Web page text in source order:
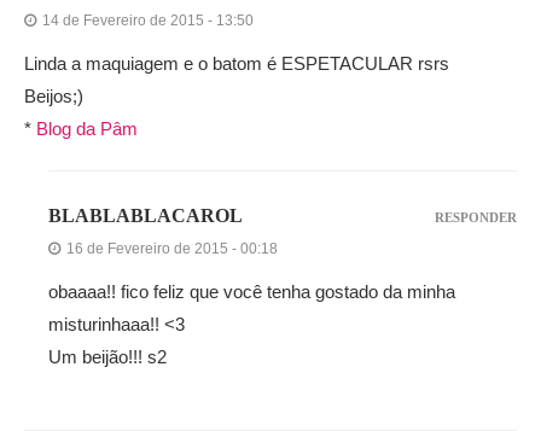
14 de Fevereiro de 2015 - 13:50
Linda a maquiagem e o batom é ESPETACULAR rsrs
Beijos;)
* Blog da Pâm
BLABLABLACAROL
16 de Fevereiro de 2015 - 00:18
obaaaa!! fico feliz que você tenha gostado da minha
misturinhaaa!! <3
Um beijão!!! s2
RESPONDER